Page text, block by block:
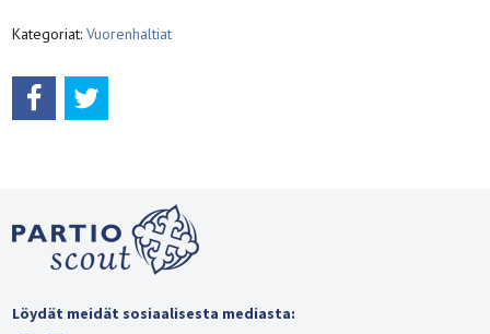
Kategoriat:Vuorenhaltiat
Löydät meidät sosiaalisesta mediasta: